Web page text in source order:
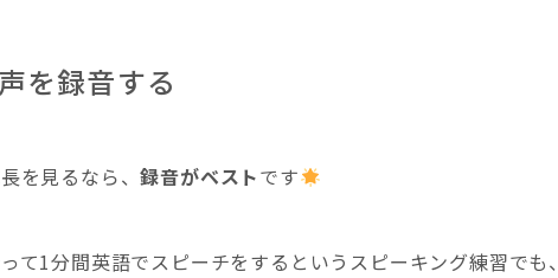
を録音する
を見るなら、録音がベストです
て1分間英語でスピーチをするというスピーキング練習で